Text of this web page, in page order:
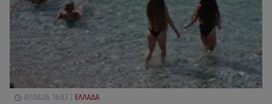
07.08.26, 16:03 ΕΛΛΑΔΑ